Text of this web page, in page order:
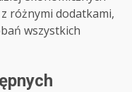
różnymi dodatkami,
wszystkich